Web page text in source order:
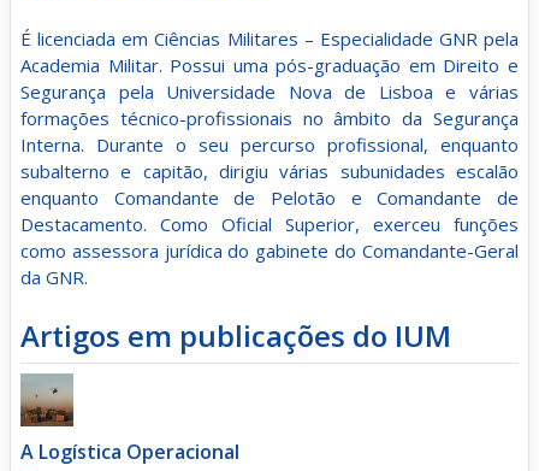
É licenciada em Ciências Militares – Especialidade GNR pela
Academia Militar. Possui uma pós-graduação em Direito e
Segurança pela Universidade Nova de Lisboa e várias
formações técnico-profissionais no âmbito da Segurança
Interna. Durante o seu percurso profissional, enquanto
subalterno e capitão, dirigiu várias subunidades escalão
enquanto Comandante de Pelotão e Comandante de
Destacamento. Como Oficial Superior, exerceu funções
como assessora jurídica do gabinete do Comandante-Geral
da GNR.
Artigos em publicações do IUM
A Logística Operacional